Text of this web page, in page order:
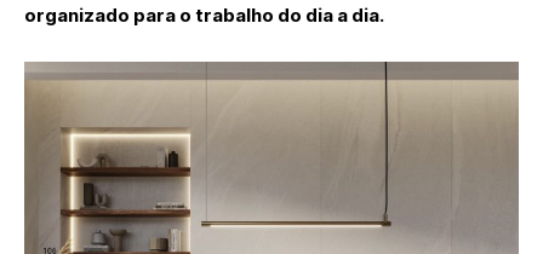
organizado para o trabalho do dia a dia.